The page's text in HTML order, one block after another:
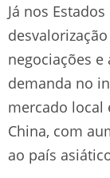
Já nos
negociações
demanda no
mercado local
China, com
ao país